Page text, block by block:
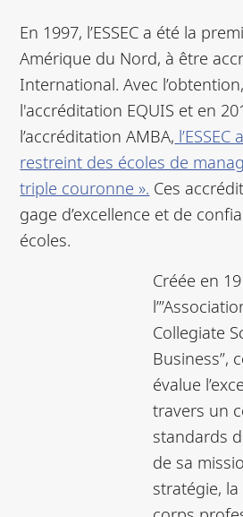
En 1997, l’ESSEC a été la
Amérique du Nord, à être
International. Avec
l'accréditation EQUIS et en
l’accréditation AMBA,
restreint des écoles de
triple couronne ». Ces
gage d’excellence et de
écoles.
Créée en
Collegiate
Business”,
évalue
travers un
standards
de sa
stratégie,